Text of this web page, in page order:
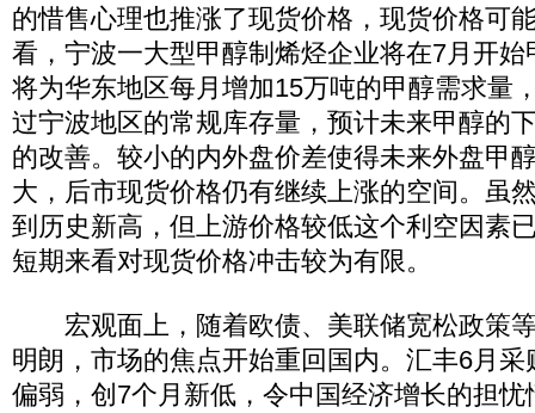
的惜售心理也推涨了现货价格，现货价格可
看，宁波一大型甲醇制烯烃企业将在7月开
将为华东地区每月增加15万吨的甲醇需求量
过宁波地区的常规库存量，预计未来甲醇的
的改善。较小的内外盘价差使得未来外盘甲
大，后市现货价格仍有继续上涨的空间。虽
到历史新高，但上游价格较低这个利空因素
短期来看对现货价格冲击较为有限。
宏观面上，随着欧债、美联储宽松政策
明朗，市场的焦点开始重回国内。汇丰6月
偏弱，创7个月新低，令中国经济增长的担